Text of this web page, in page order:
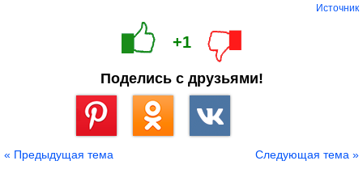
Источник
+1
Поделись с друзьями!
« Предыдущая тема Следующая тема »